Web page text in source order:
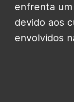
enfrenta
devido aos
envolvidos